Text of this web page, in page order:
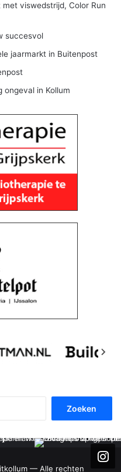
viswedstrijd, Color Run
succesvol
jaarmarkt in Buitenpost
ongeval in Kollum
— Alle rechten